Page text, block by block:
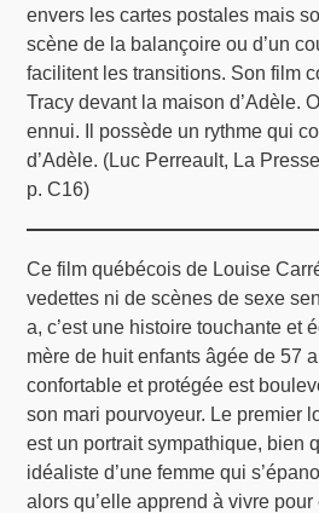
envers les cartes postales mais
scène de la balançoire ou d’un
facilitent les transitions. Son film
Tracy devant la maison d’Adèle.
ennui. Il possède un rythme qui
d’Adèle. (Luc Perreault, La
p. C16)
Ce film québécois de Louise
vedettes ni de scènes de sexe
a, c’est une histoire touchante et
mère de huit enfants âgée de 57
confortable et protégée est
son mari pourvoyeur. Le premier
est un portrait sympathique, bien
idéaliste d’une femme qui
alors qu’elle apprend à vivre